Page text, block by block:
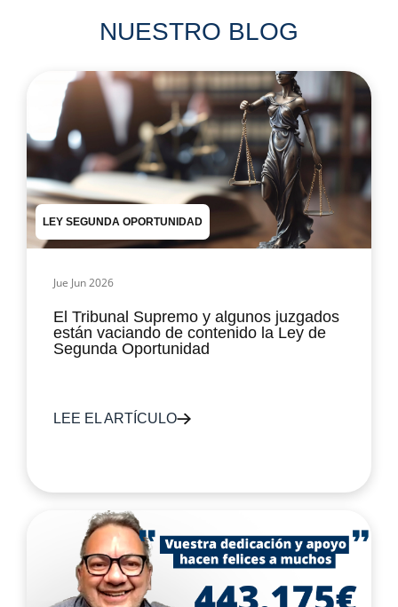
NUESTRO BLOG
LEY SEGUNDA OPORTUNIDAD
Jue Jun 2026
El Tribunal Supremo y algunos juzgados
están vaciando de contenido la Ley de
Segunda Oportunidad
LEE EL ARTÍCULO